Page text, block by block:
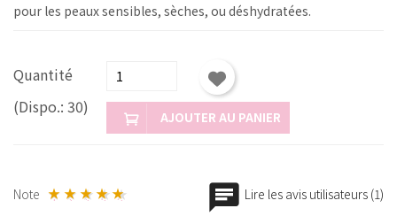
pour les peaux sensibles, sèches, ou déshydratées.
Quantité
(Dispo.: 30)
AJOUTER AU PANIER
Note Lire les avis utilisateurs (1)